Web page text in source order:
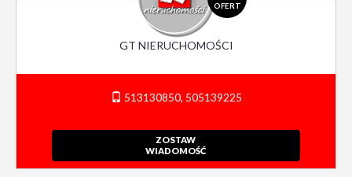
OFERT
GT NIERUCHOMOŚCI
513130850, 505139225
ZOSTAW
WIADOMOŚĆ